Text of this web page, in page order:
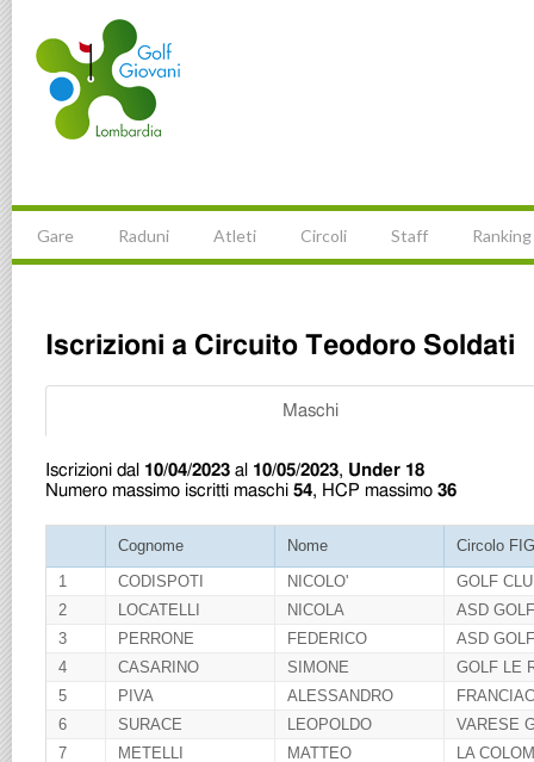
Gare Raduni Atleti Circoli Staff Ranking